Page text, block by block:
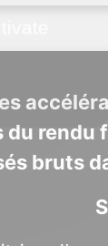
rendu
bruts